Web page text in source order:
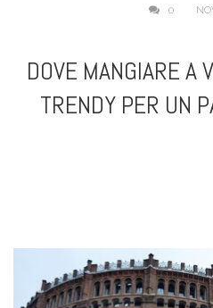
0
DOVE MANGIARE A
TRENDY PER UN